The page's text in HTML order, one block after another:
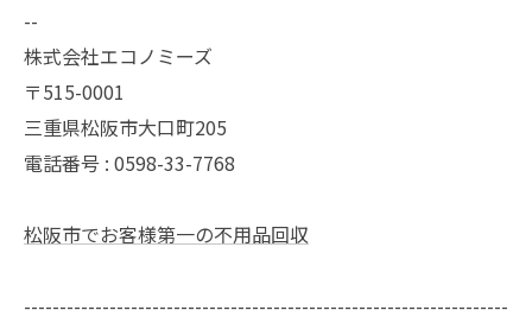
--
株式会社エコノミーズ
〒515-0001
三重県松阪市大口町205
電話番号 : 0598-33-7768
松阪市でお客様第一の不用品回収
--------------------------------------------------------------------